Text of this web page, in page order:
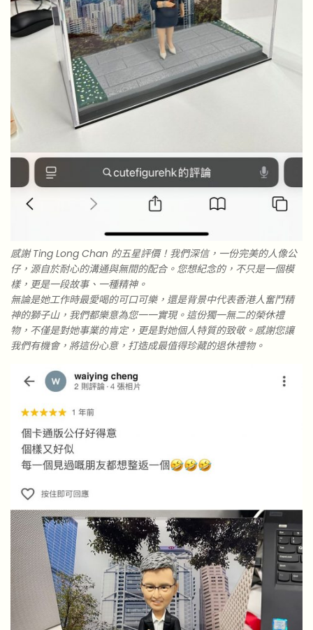
感謝 Ting Long Chan 的五星評價！我們深信，一份完美的人像公
仔，源自於耐心的溝通與無間的配合。您想紀念的，不只是一個模
樣，更是一段故事、一種精神。
無論是她工作時最愛喝的可口可樂，還是背景中代表香港人奮鬥精
神的獅子山，我們都樂意為您一一實現。這份獨一無二的榮休禮
物，不僅是對她事業的肯定，更是對她個人特質的致敬。感謝您讓
我們有機會，將這份心意，打造成最值得珍藏的退休禮物。